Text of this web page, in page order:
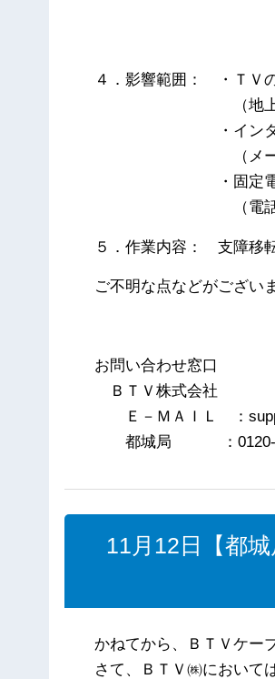
下長飯町、
４．影響範囲： ・ＴＶ
（地上波、Ｂ
・インターネット
（メールの送受
・固定電話サー
（電話の発
５．作業内容： 支障移
ご不明な点などがござい
お問い合わせ窓口
ＢＴＶ株式会社
Ｅ－ＭＡＩＬ ：
都城局 ：0120-
11月12日【都
かねてから、ＢＴＶケー
さて、ＢＴＶ㈱において